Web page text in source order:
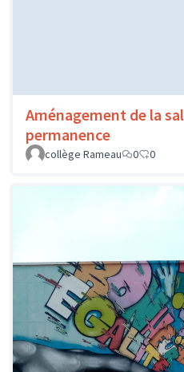
Aménagement de la
permanence
collège Rameau
0 0